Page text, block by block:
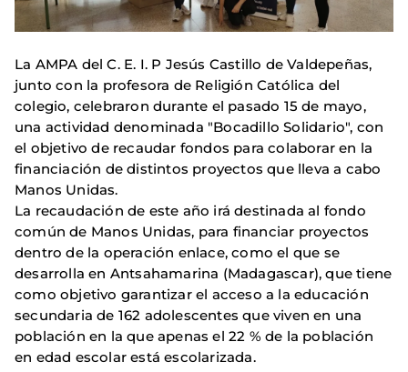
La AMPA del C. E. I. P Jesús Castillo de Valdepeñas,
junto con la profesora de Religión Católica del
colegio, celebraron durante el pasado 15 de mayo,
una actividad denominada "Bocadillo Solidario", con
el objetivo de recaudar fondos para colaborar en la
financiación de distintos proyectos que lleva a cabo
Manos Unidas.
La recaudación de este año irá destinada al fondo
común de Manos Unidas, para financiar proyectos
dentro de la operación enlace, como el que se
desarrolla en Antsahamarina (Madagascar), que tiene
como objetivo garantizar el acceso a la educación
secundaria de 162 adolescentes que viven en una
población en la que apenas el 22 % de la población
en edad escolar está escolarizada.